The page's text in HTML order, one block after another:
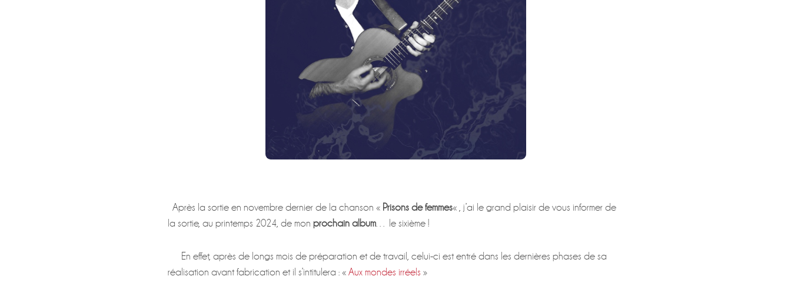
Après la sortie en novembre dernier de la chanson « Prisons de femmes« , j’ai le grand plaisir de vous informer de
la sortie, au printemps 2024, de mon prochain album… le sixième !
En effet, après de longs mois de préparation et de travail, celui-ci est entré dans les dernières phases de sa
réalisation avant fabrication et il s’intitulera : « Aux mondes irréels »